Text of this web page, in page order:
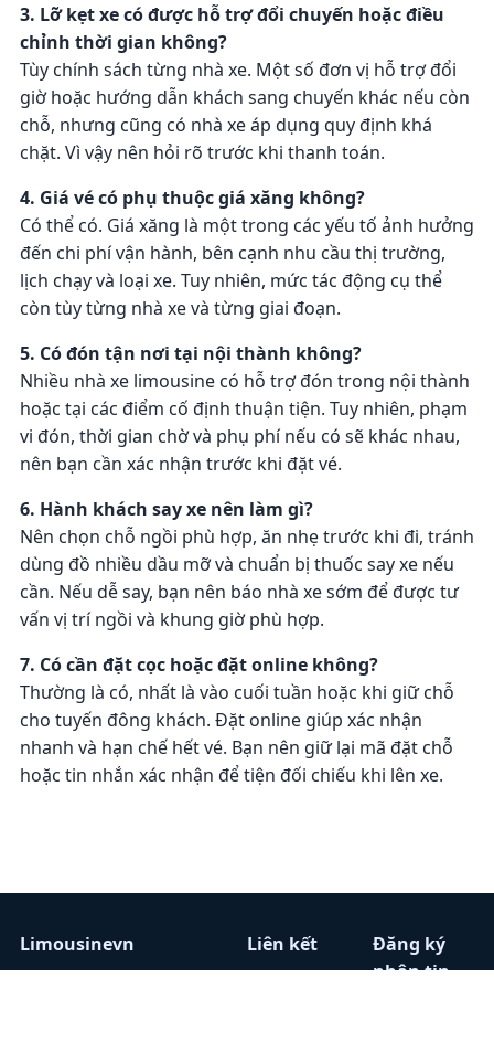
3. Lỡ kẹt xe có được hỗ trợ đổi chuyến hoặc điều
chỉnh thời gian không?
Tùy chính sách từng nhà xe. Một số đơn vị hỗ trợ đổi
giờ hoặc hướng dẫn khách sang chuyến khác nếu còn
chỗ, nhưng cũng có nhà xe áp dụng quy định khá
chặt. Vì vậy nên hỏi rõ trước khi thanh toán.
4. Giá vé có phụ thuộc giá xăng không?
Có thể có. Giá xăng là một trong các yếu tố ảnh hưởng
đến chi phí vận hành, bên cạnh nhu cầu thị trường,
lịch chạy và loại xe. Tuy nhiên, mức tác động cụ thể
còn tùy từng nhà xe và từng giai đoạn.
5. Có đón tận nơi tại nội thành không?
Nhiều nhà xe limousine có hỗ trợ đón trong nội thành
hoặc tại các điểm cố định thuận tiện. Tuy nhiên, phạm
vi đón, thời gian chờ và phụ phí nếu có sẽ khác nhau,
nên bạn cần xác nhận trước khi đặt vé.
6. Hành khách say xe nên làm gì?
Nên chọn chỗ ngồi phù hợp, ăn nhẹ trước khi đi, tránh
dùng đồ nhiều dầu mỡ và chuẩn bị thuốc say xe nếu
cần. Nếu dễ say, bạn nên báo nhà xe sớm để được tư
vấn vị trí ngồi và khung giờ phù hợp.
7. Có cần đặt cọc hoặc đặt online không?
Thường là có, nhất là vào cuối tuần hoặc khi giữ chỗ
cho tuyến đông khách. Đặt online giúp xác nhận
nhanh và hạn chế hết vé. Bạn nên giữ lại mã đặt chỗ
hoặc tin nhắn xác nhận để tiện đối chiếu khi lên xe.
Limousinevn
Liên kết
Đăng ký
nhận tin